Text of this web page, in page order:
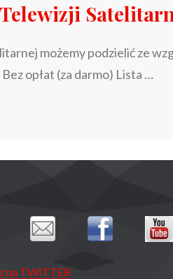
możemy podzielić ze
opłat (za darmo) Lista …
na TWITTER